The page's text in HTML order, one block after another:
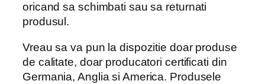
oricand sa schimbati sau sa returnati
produsul.
Vreau sa va pun la dispozitie doar produse
de calitate, doar producatori certificati din
Germania, Anglia si America. Produsele